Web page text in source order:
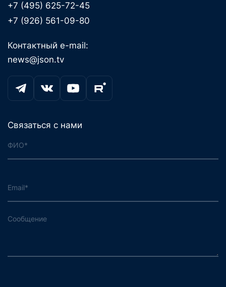
+7 (495) 625-72-45
+7 (926) 561-09-80
Контактный e-mail:
news@json.tv
Связаться с нами